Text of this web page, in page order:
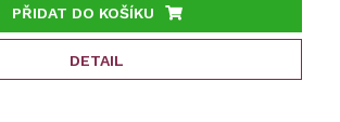
PŘIDAT DO KOŠÍKU
DETAIL